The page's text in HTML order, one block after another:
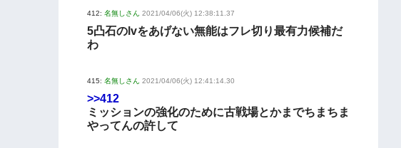
412: 名無しさん 2021/04/06(火) 12:38:11.37
5凸石のlvをあげない無能はフレ切り最有力候補だ
わ
415: 名無しさん 2021/04/06(火) 12:41:14.30
>>412
ミッションの強化のために古戦場とかまでちまちま
やってんの許して